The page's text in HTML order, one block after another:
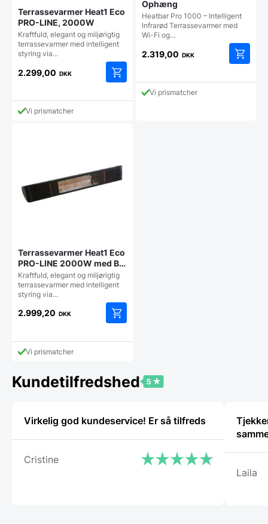
Terrassevarmer Heat1 Eco
PRO-LINE, 2000W
Kraftfuld, elegant og miljørigtig
terrassevarmer med intelligent
styring via…
2.299,00 DKK
Vi prismatcher
Ophæng
Heatbar Pro 1000 – Intelligent
Infrarød Terrassevarmer med
Wi-Fi og…
2.319,00 DKK
Vi prismatcher
Terrassevarmer Heat1 Eco
PRO-LINE 2000W med BT
APP og højtalere
Kraftfuld, elegant og miljørigtig
terrassevarmer med intelligent
styring via…
2.999,20 DKK
Vi prismatcher
Kundetilfredshed
Virkelig god kundeservice! Er så tilfreds
Cristine
Laila